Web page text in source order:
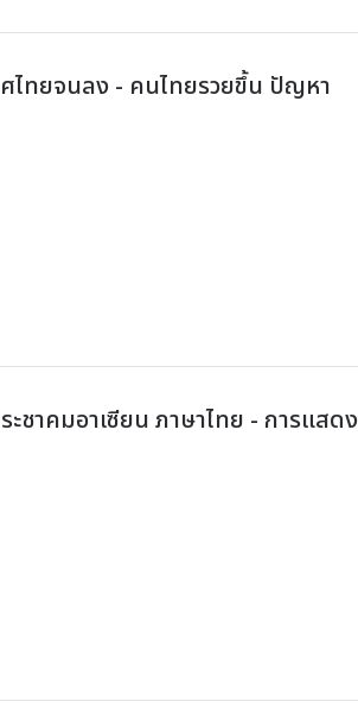
ศไทยจนลง - คนไทยรวยขึ้น ปัญหา
ะชาคมอาเซียน ภาษาไทย - การแสดง